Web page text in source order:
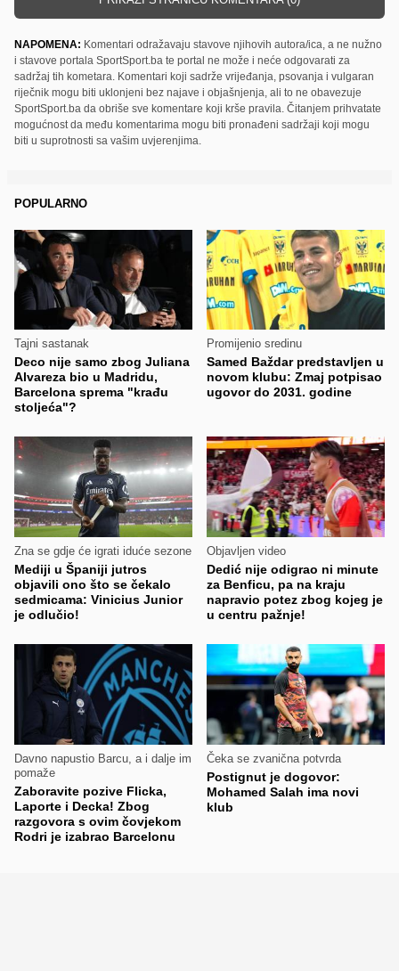
NAPOMENA: Komentari odražavaju stavove njihovih autora/ica, a ne nužno
i stavove portala SportSport.ba te portal ne može i neće odgovarati za
sadržaj tih kometara. Komentari koji sadrže vrijeđanja, psovanja i vulgaran
riječnik mogu biti uklonjeni bez najave i objašnjenja, ali to ne obavezuje
SportSport.ba da obriše sve komentare koji krše pravila. Čitanjem prihvatate
mogućnost da među komentarima mogu biti pronađeni sadržaji koji mogu
biti u suprotnosti sa vašim uvjerenjima.
POPULARNO
Tajni sastanak
Deco nije samo zbog Juliana
Alvareza bio u Madridu,
Barcelona sprema "krađu
stoljeća"?
Promijenio sredinu
Samed Baždar predstavljen u
novom klubu: Zmaj potpisao
ugovor do 2031. godine
Zna se gdje će igrati iduće sezone
Mediji u Španiji jutros
objavili ono što se čekalo
sedmicama: Vinicius Junior
je odlučio!
Objavljen video
Dedić nije odigrao ni minute
za Benficu, pa na kraju
napravio potez zbog kojeg je
u centru pažnje!
Davno napustio Barcu, a i dalje im
pomaže
Zaboravite pozive Flicka,
Laporte i Decka! Zbog
razgovora s ovim čovjekom
Rodri je izabrao Barcelonu
Čeka se zvanična potvrda
Postignut je dogovor:
Mohamed Salah ima novi
klub